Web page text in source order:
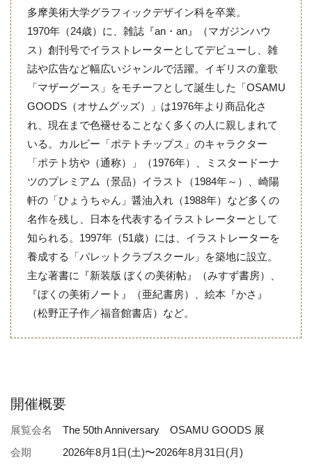
多摩美術大学グラフィックデザイン科を卒業。
1970年（24歳）に、雑誌『an・an』（マガジンハウ
ス）創刊号でイラストレーターとしてデビューし、雑
誌や広告など幅広いジャンルで活躍。イギリスの童歌
「マザーグース」をモチーフとして誕生した「OSAMU
GOODS（オサムグッズ）」は1976年より商品化さ
れ、現在まで色褪せることなく多くの人に親しまれて
いる。カルビー「ポテトチップス」のキャラクター
「ポテト坊や（通称）」（1976年）、ミスタードーナ
ツのプレミアム（景品）イラスト（1984年～）、崎陽
軒の「ひょうちゃん」醤油入れ（1988年）など多くの
名作を残し、日本を代表するイラストレーターとして
知られる。1997年（51歳）には、イラストレーターを
養成する「パレットクラブスクール」を築地に設立。
主な著書に『新装版 ぼくの美術帖』（みすず書房）、
『ぼくの美術ノート』（亜紀書房）、絵本『かさ』
（松野正子作／福音館書店）など。
開催概要
展覧会名
The 50th Anniversary OSAMU GOODS 展
会期
2026年8月1日(土)〜2026年8月31日(月)